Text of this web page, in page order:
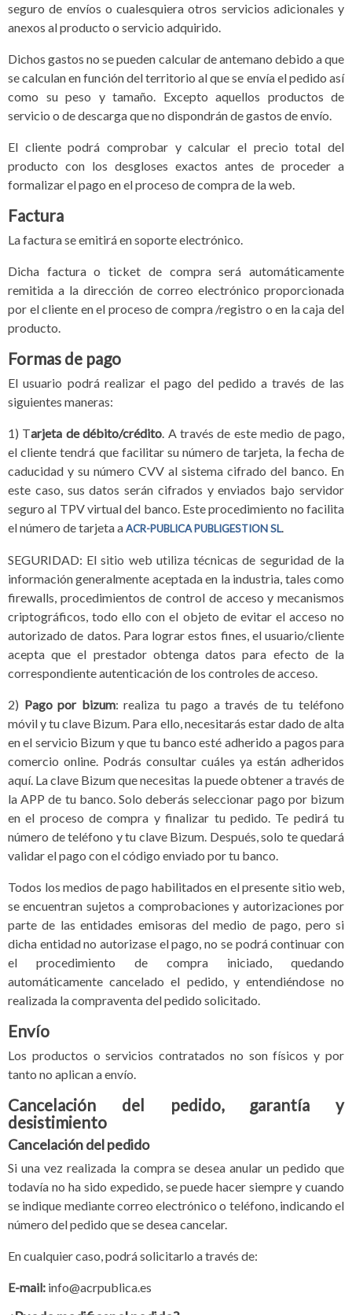
seguro de envíos o cualesquiera otros servicios adicionales y
anexos al producto o servicio adquirido.
Dichos gastos no se pueden calcular de antemano debido a que
se calculan en función del territorio al que se envía el pedido así
como su peso y tamaño. Excepto aquellos productos de
servicio o de descarga que no dispondrán de gastos de envío.
El cliente podrá comprobar y calcular el precio total del
producto con los desgloses exactos antes de proceder a
formalizar el pago en el proceso de compra de la web.
Factura
La factura se emitirá en soporte electrónico.
Dicha factura o ticket de compra será automáticamente
remitida a la dirección de correo electrónico proporcionada
por el cliente en el proceso de compra /registro o en la caja del
producto.
Formas de pago
El usuario podrá realizar el pago del pedido a través de las
siguientes maneras:
1) Tarjeta de débito/crédito. A través de este medio de pago,
el cliente tendrá que facilitar su número de tarjeta, la fecha de
caducidad y su número CVV al sistema cifrado del banco. En
este caso, sus datos serán cifrados y enviados bajo servidor
seguro al TPV virtual del banco. Este procedimiento no facilita
el número de tarjeta aACR-PUBLICA PUBLIGESTION SL.
SEGURIDAD: El sitio web utiliza técnicas de seguridad de la
información generalmente aceptada en la industria, tales como
firewalls, procedimientos de control de acceso y mecanismos
criptográficos, todo ello con el objeto de evitar el acceso no
autorizado de datos. Para lograr estos fines, el usuario/cliente
acepta que el prestador obtenga datos para efecto de la
correspondiente autenticación de los controles de acceso.
2) Pago por bizum: realiza tu pago a través de tu teléfono
móvil y tu clave Bizum. Para ello, necesitarás estar dado de alta
en el servicio Bizum y que tu banco esté adherido a pagos para
comercio online. Podrás consultar cuáles ya están adheridos
aquí. La clave Bizum que necesitas la puede obtener a través de
la APP de tu banco. Solo deberás seleccionar pago por bizum
en el proceso de compra y finalizar tu pedido. Te pedirá tu
número de teléfono y tu clave Bizum. Después, solo te quedará
validar el pago con el código enviado por tu banco.
Todos los medios de pago habilitados en el presente sitio web,
se encuentran sujetos a comprobaciones y autorizaciones por
parte de las entidades emisoras del medio de pago, pero si
dicha entidad no autorizase el pago, no se podrá continuar con
el procedimiento de compra iniciado, quedando
automáticamente cancelado el pedido, y entendiéndose no
realizada la compraventa del pedido solicitado.
Envío
Los productos o servicios contratados no son físicos y por
tanto no aplican a envío.
Cancelación del pedido, garantía y
desistimiento
Cancelación del pedido
Si una vez realizada la compra se desea anular un pedido que
todavía no ha sido expedido, se puede hacer siempre y cuando
se indique mediante correo electrónico o teléfono, indicando el
número del pedido que se desea cancelar.
En cualquier caso, podrá solicitarlo a través de:
E-mail: info@acrpublica.es